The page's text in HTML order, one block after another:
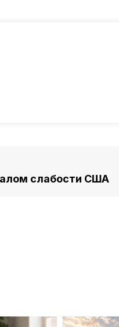
слабости США